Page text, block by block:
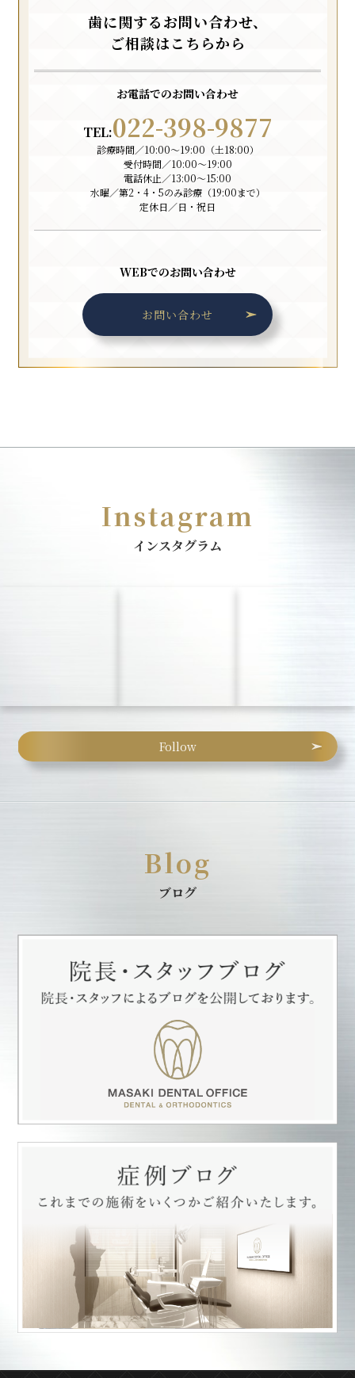
歯に関するお問い合わせ、
ご相談はこちらから
お電話でのお問い合わせ
TEL:022-398-9877
診療時間／10:00〜19:00（土18:00）
受付時間／10:00〜19:00
電話休止／13:00〜15:00
水曜／第2・4・5のみ診療（19:00まで）
定休日／日・祝日
WEBでのお問い合わせ
お問い合わせ
Instagram
インスタグラム
Follow
Blog
ブログ